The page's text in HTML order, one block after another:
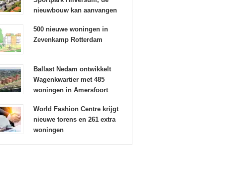
nieuwbouw kan aanvangen
500 nieuwe woningen in
Zevenkamp Rotterdam
Ballast Nedam ontwikkelt
Wagenkwartier met 485
woningen in Amersfoort
World Fashion Centre krijgt
nieuwe torens en 261 extra
woningen